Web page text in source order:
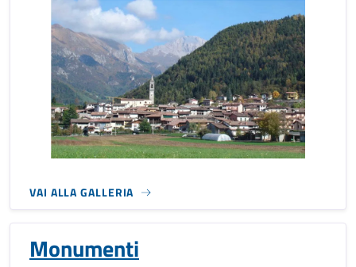
VAI ALLA GALLERIA
Monumenti